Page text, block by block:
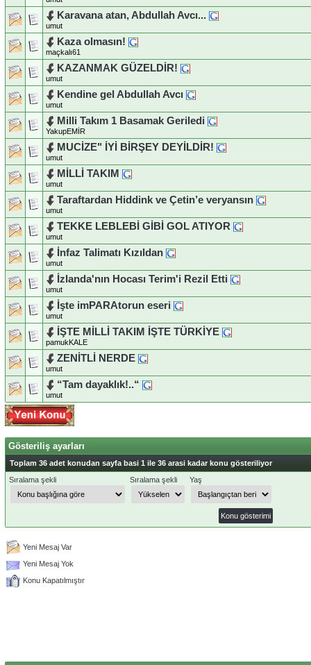
Karavana atan, Abdullah Avcı...
umut
Kaza olmasın!
maçkalı61
KAZANMAK GÜZELDİR!
umut
Kendine gel Abdullah Avcı
umut
Milli Takım 1 Basamak Geriledi
YakupEMİR
MUCİZE" İYİ BİRŞEY DEYİLDİR!
umut
MİLLİ TAKIM
umut
Taraftardan Hiddink ve Çetin’e veryansın
umut
TEKKE LEBLEBİ GİBİ GOL ATIYOR
umut
İnfaz Talimatı Kızıldan
umut
İzlanda'nın Hocası Terim'i Rezil Etti
umut
İşte imPARAtorun eseri
umut
İŞTE MİLLİ TAKIM İŞTE TÜRKİYE
pamukKALE
ZENİTLİ NERDE
umut
“Tam dayaklık!..“
umut
Gösteriliş ayarları
Toplam 36 adet konudan sayfa basi 1 ile 36 arasi kadar konu gösteriliyor
Sıralama şekli
Sıralama şekli Yaş
Yeni Mesaj Var
Yeni Mesaj Yok
Konu Kapatılmıştır